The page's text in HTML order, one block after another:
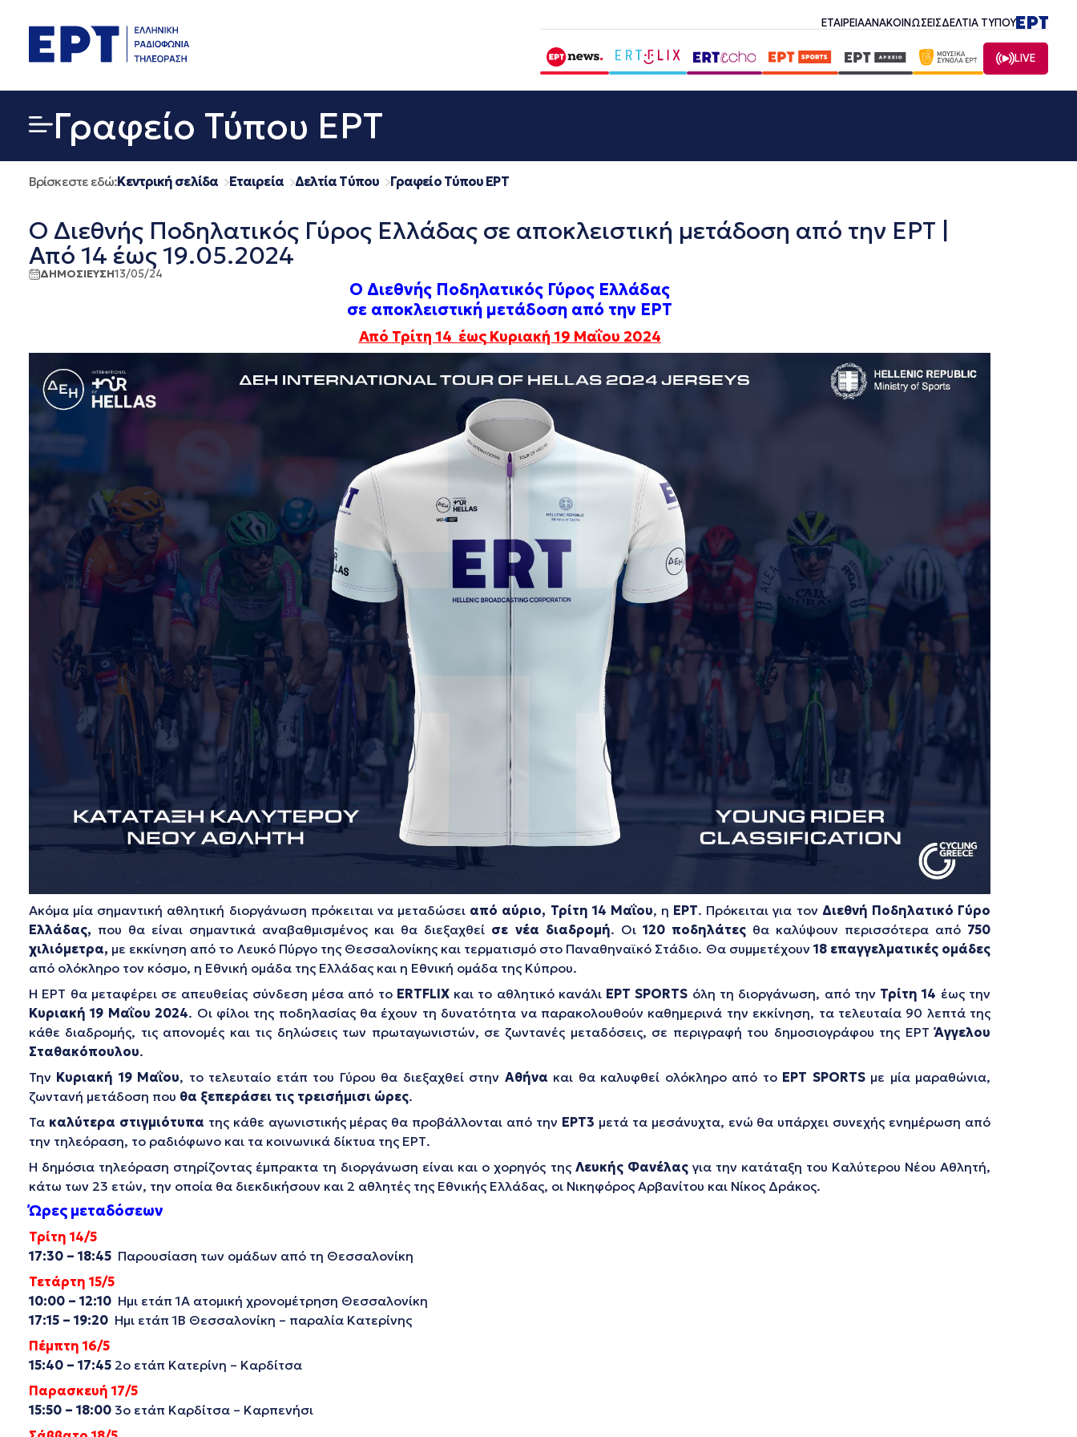
περιεχόμενο
ΕΤΑΙΡΕΙΑΑΝΑΚΟΙΝΩΣΕΙΣΔΕΛΤΙΑ ΤΥΠΟΥ
LIVE
Γραφείο Τύπου ΕΡΤ
Βρίσκεστε εδώ:Κεντρική σελίδα Εταιρεία Δελτία Τύπου Γραφείο Τύπου ΕΡΤ
Ο Διεθνής Ποδηλατικός Γύρος Ελλάδας σε αποκλειστική μετάδοση από την ΕΡΤ |
Από 14 έως 19.05.2024
ΔΗΜΟΣΙΕΥΣΗ13/05/24
O Διεθνής Ποδηλατικός Γύρος Ελλάδας
σε αποκλειστική μετάδοση από την ΕΡΤ
Από Τρίτη 14 έως Κυριακή 19 Μαΐου 2024
Ακόμα μία σημαντική αθλητική διοργάνωση πρόκειται να μεταδώσει από αύριο, Τρίτη 14 Μαΐου, η ΕΡΤ. Πρόκειται για τον Διεθνή Ποδηλατικό Γύρο
Ελλάδας, που θα είναι σημαντικά αναβαθμισμένος και θα διεξαχθεί σε νέα διαδρομή. Οι 120 ποδηλάτεςθα καλύψουν περισσότερα από 750
χιλιόμετρα, με εκκίνηση από το Λευκό Πύργο της Θεσσαλονίκης και τερματισμό στο Παναθηναϊκό Στάδιο. Θα συμμετέχουν 18 επαγγελματικές ομάδες
από ολόκληρο τον κόσμο, η Εθνική ομάδα της Ελλάδας και η Εθνική ομάδα της Κύπρου.
Η ΕΡΤ θα μεταφέρει σε απευθείας σύνδεση μέσα από το ERTFLIXκαι το αθλητικό κανάλι ΕΡΤ SPORTS όλη τη διοργάνωση, από την Τρίτη 14 έως την
Κυριακή 19 Μαΐου 2024. Οι φίλοι της ποδηλασίας θα έχουν τη δυνατότητα να παρακολουθούν καθημερινά την εκκίνηση, τα τελευταία 90 λεπτά της
κάθε διαδρομής, τις απονομές και τις δηλώσεις των πρωταγωνιστών, σε ζωντανές μεταδόσεις, σε περιγραφή του δημοσιογράφου της ΕΡΤΆγγελου
Σταθακόπουλου.
Την Κυριακή 19 Μαΐου, το τελευταίο ετάπ του Γύρου θα διεξαχθεί στην Αθήνα και θα καλυφθεί ολόκληρο από το ΕΡΤ SPORTSμε μία μαραθώνια,
ζωντανή μετάδοση που θα ξεπεράσει τις τρεισήμισι ώρες.
Τα καλύτερα στιγμιότυπα της κάθε αγωνιστικής μέρας θα προβάλλονται από την ΕΡΤ3 μετά τα μεσάνυχτα, ενώ θα υπάρχει συνεχής ενημέρωση από
την τηλεόραση, το ραδιόφωνο και τα κοινωνικά δίκτυα της ΕΡΤ.
Η δημόσια τηλεόραση στηρίζοντας έμπρακτα τη διοργάνωση είναι και ο χορηγός της Λευκής Φανέλαςγια την κατάταξη του Καλύτερου Νέου Αθλητή,
κάτω των 23 ετών, την οποία θα διεκδικήσουν και 2 αθλητές της Εθνικής Ελλάδας, οι Νικηφόρος Αρβανίτου και Νίκος Δράκος.
Ώρες μεταδόσεων
Τρίτη 14/5
17:30 – 18:45 Παρουσίαση των ομάδων από τη Θεσσαλονίκη
Τετάρτη 15/5
10:00 – 12:10 Ημι ετάπ 1Α ατομική χρονομέτρηση Θεσσαλονίκη
17:15 – 19:20 Ημι ετάπ 1Β Θεσσαλονίκη – παραλία Κατερίνης
Πέμπτη 16/5
15:40 – 17:45 2ο ετάπ Κατερίνη – Καρδίτσα
Παρασκευή 17/5
15:50 – 18:00 3ο ετάπ Καρδίτσα – Καρπενήσι